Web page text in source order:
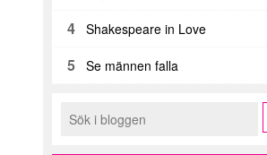
4 Shakespeare in Love
5 Se männen falla